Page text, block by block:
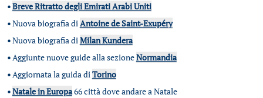
•Breve Ritratto degli Emirati Arabi Uniti
•Nuova biografia diAntoine de Saint-Exupéry
•Nuova biografia diMilan Kundera
•Aggiunte nuove guide alla sezioneNormandia
•Aggiornata la guida diTorino
•Natale in Europa66 città dove andare a Natale